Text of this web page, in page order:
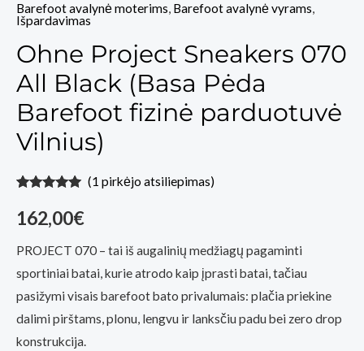
Barefoot avalynė moterims, Barefoot avalynė vyrams,
Išpardavimas
Ohne Project Sneakers 070
All Black (Basa Pėda
Barefoot fizinė parduotuvė
Vilnius)
5.00iš 5
(viso
(1 pirkėjo atsiliepimas)
162,00€
PROJECT 070 – tai iš augalinių medžiagų pagaminti
sportiniai batai, kurie atrodo kaip įprasti batai, tačiau
pasižymi visais barefoot bato privalumais: plačia priekine
dalimi pirštams, plonu, lengvu ir lanksčiu padu bei zero drop
konstrukcija.